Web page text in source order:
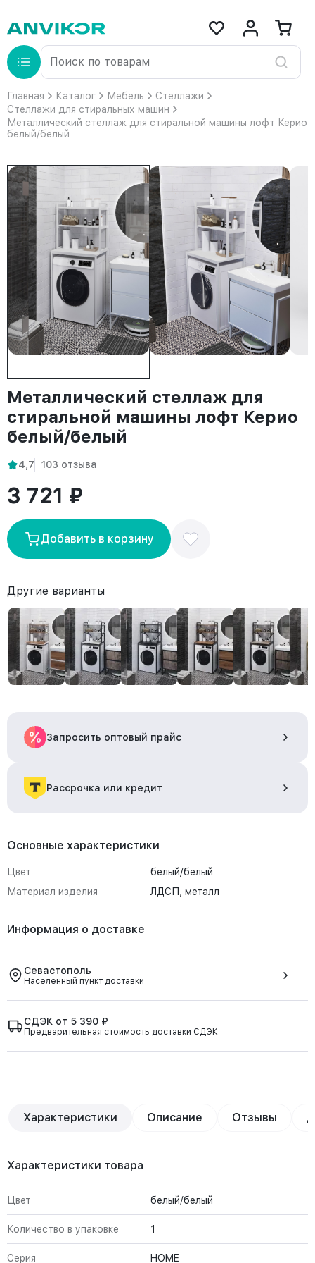
Главная Каталог Мебель
Стеллажи
Стеллажи для стиральных машин
Металлический стеллаж для стиральной машины лофт Керио
белый/белый
Металлический стеллаж для
стиральной машины лофт Керио
белый/белый
4,7 103 отзыва
3 721 ₽
Добавить в корзину
Другие варианты
Запросить оптовый прайс
Рассрочка или кредит
Основные характеристики
Цвет
белый/белый
Материал изделия
ЛДСП, металл
Информация о доставке
Севастополь
Населённый пункт доставки
СДЭК от 5 390 ₽
Предварительная стоимость доставки СДЭК
Характеристики Описание Отзывы
Характеристики товара
Цвет белый/белый
Количество в упаковке 1
Серия HOME